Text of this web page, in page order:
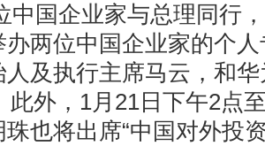
中国企业家与总理同行
办两位中国企业家的个
人及执行主席马云，和
此外，1月21日下午2点
也将出席“中国对外投